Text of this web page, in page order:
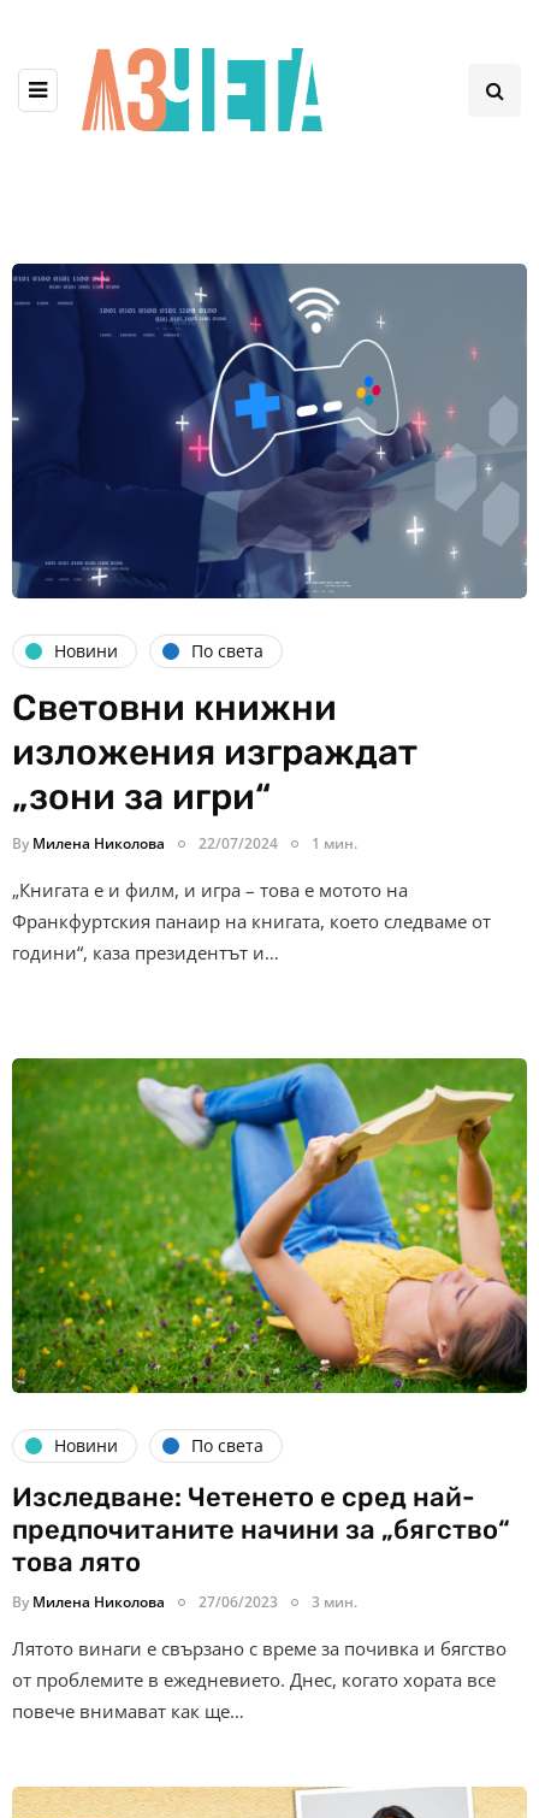
Новини По света
Световни книжни
изложения изграждат
„зони за игри“
By Милена Николова 22/07/2024 1 мин.
„Книгата е и филм, и игра – това е мотото на
Франкфуртския панаир на книгата, което следваме от
години“, каза президентът и…
Новини По света
Изследване: Четенето е сред най-
предпочитаните начини за „бягство“
това лято
By Милена Николова 27/06/2023 3 мин.
Лятото винаги е свързано с време за почивка и бягство
от проблемите в ежедневието. Днес, когато хората все
повече внимават как ще…